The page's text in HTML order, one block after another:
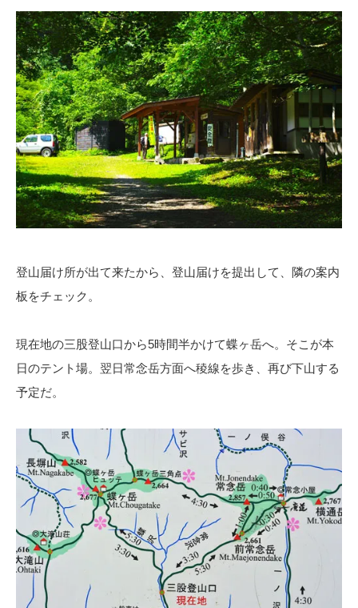
登山届け所が出て来たから、登山届けを提出して、隣の案内
板をチェック。
現在地の三股登山口から5時間半かけて蝶ヶ岳へ。そこが本
日のテント場。翌日常念岳方面へ稜線を歩き、再び下山する
予定だ。